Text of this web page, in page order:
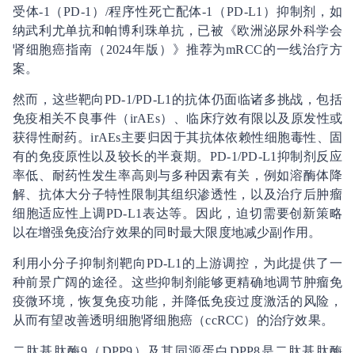
受体-1（PD-1）/程序性死亡配体-1（PD-L1）抑制剂，如
纳武利尤单抗和帕博利珠单抗，已被《欧洲泌尿外科学会
肾细胞癌指南（2024年版）》推荐为mRCC的一线治疗方
案。
然而，这些靶向PD-1/PD-L1的抗体仍面临诸多挑战，包括
免疫相关不良事件（irAEs）、临床疗效有限以及原发性或
获得性耐药。irAEs主要归因于其抗体依赖性细胞毒性、固
有的免疫原性以及较长的半衰期。PD-1/PD-L1抑制剂反应
率低、耐药性发生率高则与多种因素有关，例如溶酶体降
解、抗体大分子特性限制其组织渗透性，以及治疗后肿瘤
细胞适应性上调PD-L1表达等。因此，迫切需要创新策略
以在增强免疫治疗效果的同时最大限度地减少副作用。
利用小分子抑制剂靶向PD-L1的上游调控，为此提供了一
种前景广阔的途径。这些抑制剂能够更精确地调节肿瘤免
疫微环境，恢复免疫功能，并降低免疫过度激活的风险，
从而有望改善透明细胞肾细胞癌（ccRCC）的治疗效果。